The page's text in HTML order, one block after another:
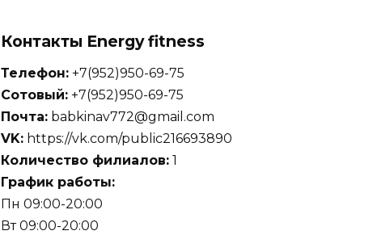
Контакты Energy fitness
Телефон: +7(952)950-69-75
Сотовый: +7(952)950-69-75
Почта: babkinav772@gmail.com
VK: https://vk.com/public216693890
Количество филиалов: 1
График работы:
Пн 09:00-20:00
Вт 09:00-20:00